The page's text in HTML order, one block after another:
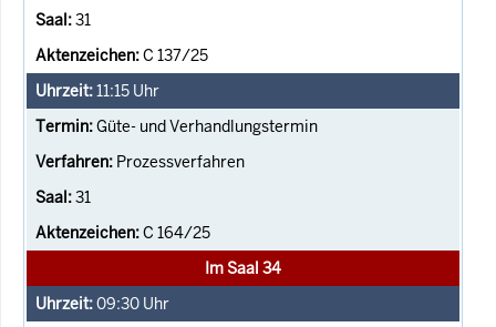
31
C 137/25
11:15 Uhr
Güte- und Verhandlungstermin
Prozessverfahren
31
C 164/25
Im Saal 34
09:30 Uhr